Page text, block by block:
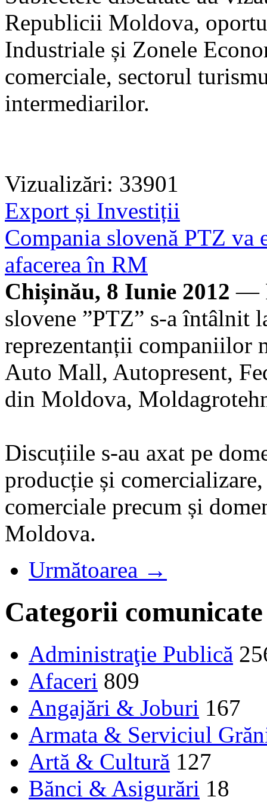
Republicii Moldova,
Industriale și Zonele
comerciale, sectorul
intermediarilor.
Vizualizări: 33901
Export și Investiții
Compania slovenă PTZ va
afacerea în RM
Chișinău, 8 Iunie 2012 —
slovene ”PTZ” s-a întâlnit
reprezentanții companiilor
Auto Mall, Autopresent,
din Moldova,
Discuțiile s-au axat pe
producție și
comerciale precum și
Moldova.
Următoarea →
Categorii comunicate
Administraţie Publică
Afaceri 809
Angajări & Joburi 167
Armata & Serviciul
Artă & Cultură 127
Bănci & Asigurări 18